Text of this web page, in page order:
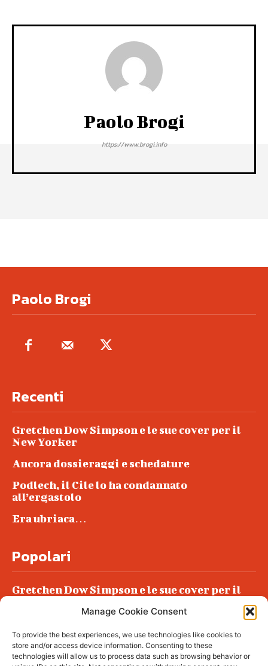
Manage Cookie Consent
To provide the best experiences, we use technologies like cookies to
store and/or access device information. Consenting to these
technologies will allow us to process data such as browsing behavior or
Paolo Brogi
https://www.brogi.info
Paolo Brogi
Recenti
Gretchen Dow Simpson e le sue cover per il
New Yorker
Ancora dossieraggi e schedature
Podlech, il Cile lo ha condannato
all’ergastolo
Era ubriaca…
Popolari
Gretchen Dow Simpson e le sue cover per il
Podlech, il Cile lo ha condannato
all’ergastolo